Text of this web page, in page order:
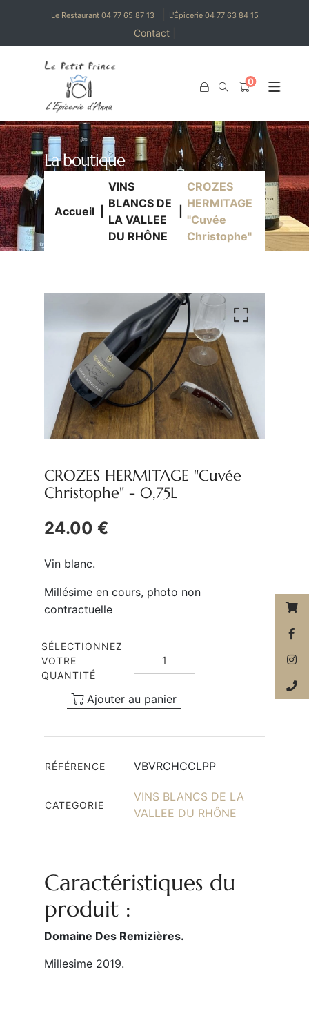
Le Restaurant 04 77 65 87 13 L'Épicerie 04 77 63 84 15
Contact
0
La boutique
Accueil
VINS
BLANCS DE
LA VALLEE
DU RHÔNE
CROZES
HERMITAGE
"Cuvée
Christophe"
CROZES HERMITAGE "Cuvée
Christophe" - 0,75L
24.00 €
Vin blanc.
Millésime en cours, photo non
contractuelle
SÉLECTIONNEZ
VOTRE
QUANTITÉ
Ajouter au panier
RÉFÉRENCE VBVRCHCCLPP
CATEGORIE
VINS BLANCS DE LA
VALLEE DU RHÔNE
Caractéristiques du
produit :
Domaine Des Remizières.
Millesime 2019.